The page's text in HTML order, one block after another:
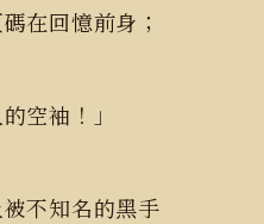
在回憶前身；
空袖！」
不知名的黑手